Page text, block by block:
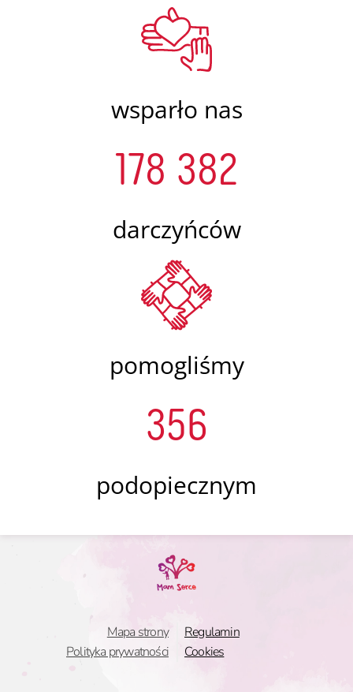
wsparło nas
178 382
darczyńców
pomogliśmy
356
podopiecznym
Mapa strony
Polityka prywatności
Regulamin
Cookies